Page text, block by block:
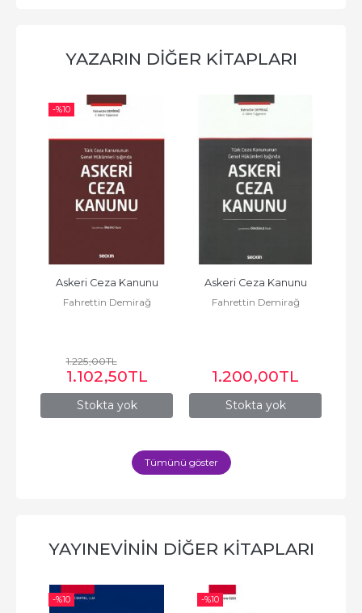
YAZARIN DIĞER KITAPLARI
-%10
Stokta yok
Askeri Ceza Kanunu
Fahrettin Demirağ
1.225,00TL
1.102,50TL
Stokta yok
Askeri Ceza Kanunu
Fahrettin Demirağ
1.200,00TL
Tümünü göster
YAYINEVININ DIĞER KITAPLARI
-%10 -%10